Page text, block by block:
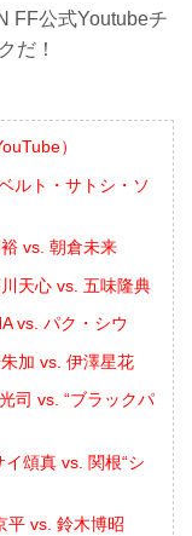
FF公式Youtubeチ
だ！
）
ルト・サトシ・ソ
vs. 朝倉未来
天心 vs. 五味隆典
vs. パク・シウ
加 vs. 伊澤星花
司 vs. “ブラックパ
頌真 vs. 関根“シ
平 vs. 鈴木博昭